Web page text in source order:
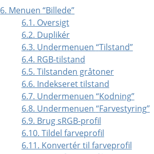
6. Menuen“Billede”
6.1. Oversigt
6.2. Duplikér
6.3. Undermenuen “Tilstand”
6.4. RGB-tilstand
6.5. Tilstanden gråtoner
6.6. Indekseret tilstand
6.7. Undermenuen “Kodning”
6.8. Undermenuen “Farvestyring”
6.9. Brug sRGB-profil
6.10. Tildel farveprofil
6.11. Konvertér til farveprofil